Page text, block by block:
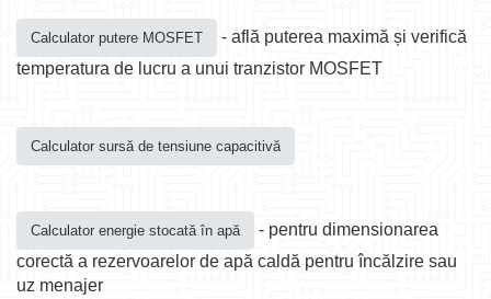
Calculator putere MOSFET
- află puterea maximă și verifică
temperatura de lucru a unui tranzistor MOSFET
Calculator sursă de tensiune capacitivă
Calculator energie stocată în apă
- pentru dimensionarea
corectă a rezervoarelor de apă caldă pentru încălzire sau
uz menajer